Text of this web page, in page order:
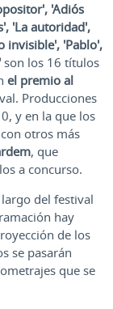
'Adiós
'La autoridad',
invisible', 'Pablo',
son los 16 títulos
el premio al
Producciones
y en la que los
otros más
, que
a concurso.
del festival
hay
de los
se pasarán
que se